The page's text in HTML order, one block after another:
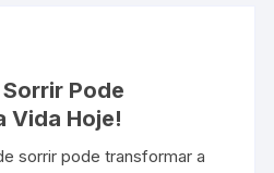
Pode
Vida Hoje!
sorrir pode transformar a